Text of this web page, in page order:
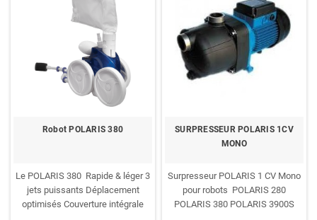
Robot POLARIS 380
Le POLARIS 380 Rapide & léger3
jets puissants Déplacement
optimisés Couverture intégrale
SURPRESSEUR POLARIS 1CV
MONO
Surpresseur POLARIS 1 CV Mono
pour robots POLARIS 280
POLARIS 380 POLARIS 3900S